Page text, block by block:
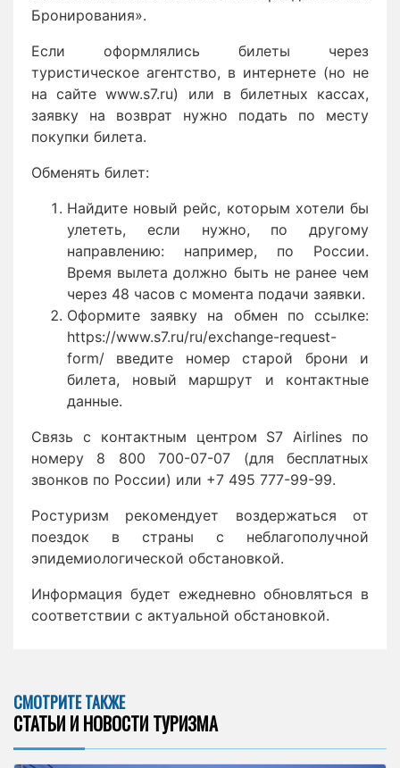
Бронирования».
Если оформлялись билеты через
туристическое агентство, в интернете (но не
на сайте www.s7.ru) или в билетных кассах,
заявку на возврат нужно подать по месту
покупки билета.
Обменять билет:
Найдите новый рейс, которым хотели бы
улететь, если нужно, по другому
направлению: например, по России.
Время вылета должно быть не ранее чем
через 48 часов с момента подачи заявки.
Оформите заявку на обмен по ссылке:
https://www.s7.ru/ru/exchange-request-
form/ введите номер старой брони и
билета, новый маршрут и контактные
данные.
Связь с контактным центром S7 Airlines по
номеру 8 800 700-07-07 (для бесплатных
звонков по России) или +7 495 777-99-99.
Ростуризм рекомендует воздержаться от
поездок в страны с неблагополучной
эпидемиологической обстановкой.
Информация будет ежедневно обновляться в
соответствии с актуальной обстановкой.
СМОТРИТЕ ТАКЖЕ
СТАТЬИ И НОВОСТИ ТУРИЗМА